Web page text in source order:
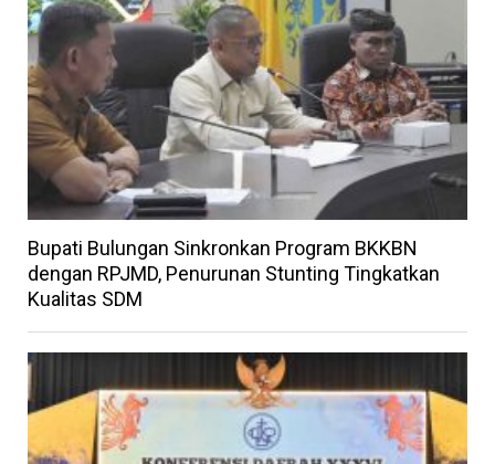
Bupati Bulungan Sinkronkan Program BKKBN
dengan RPJMD, Penurunan Stunting Tingkatkan
Kualitas SDM